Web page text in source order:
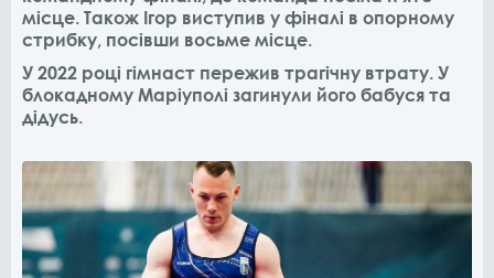
місце. Також Ігор виступив у фіналі в опорному
стрибку, посівши восьме місце.
У 2022 році гімнаст пережив трагічну втрату. У
блокадному Маріуполі загинули його бабуся та
дідусь.